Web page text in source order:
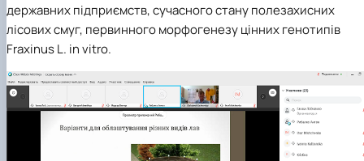
державних підприємств, сучасного стану полезахисних
лісових смуг, первинного морфогенезу цінних генотипів
Fraxinus L. in vitro.